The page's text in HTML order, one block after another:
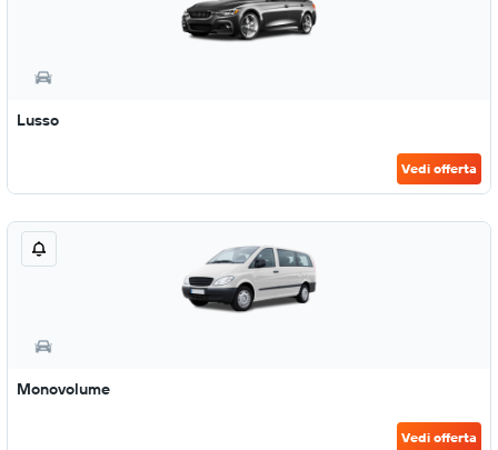
Lusso
Vedi offerta
Monovolume
Vedi offerta